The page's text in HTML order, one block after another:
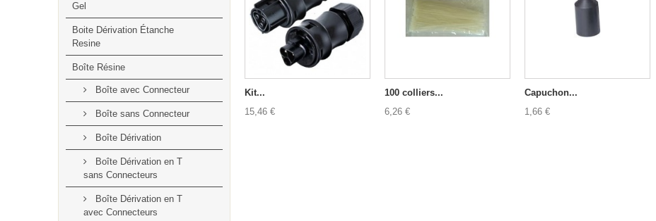
Gel
Boite Dérivation Étanche
Resine
Boîte Résine
Boîte avec Connecteur
Boîte sans Connecteur
Boîte Dérivation
Boîte Dérivation en T
sans Connecteurs
Boîte Dérivation en T
avec Connecteurs
Kit...
15,46 €
100 colliers...
6,26 €
Capuchon...
1,66 €